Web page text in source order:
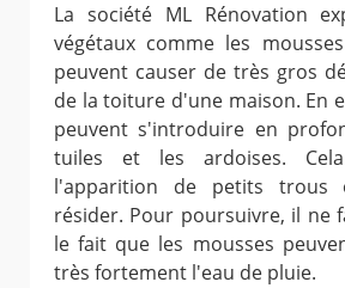
La société ML Rénovation
végétaux comme les
peuvent causer de très gros
de la toiture d'une maison. En
peuvent s'introduire en
tuiles et les ardoises.
l'apparition de petits trous
résider. Pour poursuivre, il ne
le fait que les mousses
très fortement l'eau de pluie.